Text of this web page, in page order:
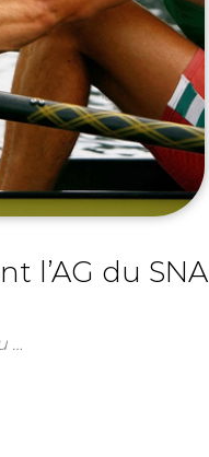
l’AG du SNA
…